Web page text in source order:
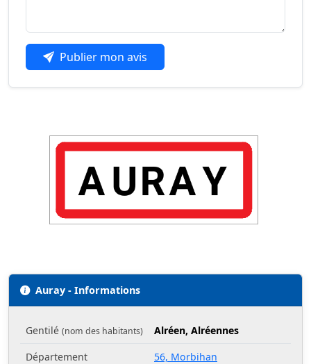
Publier mon avis
Auray - Informations
Gentilé (nom des habitants)
Alréen, Alréennes
Département
56, Morbihan